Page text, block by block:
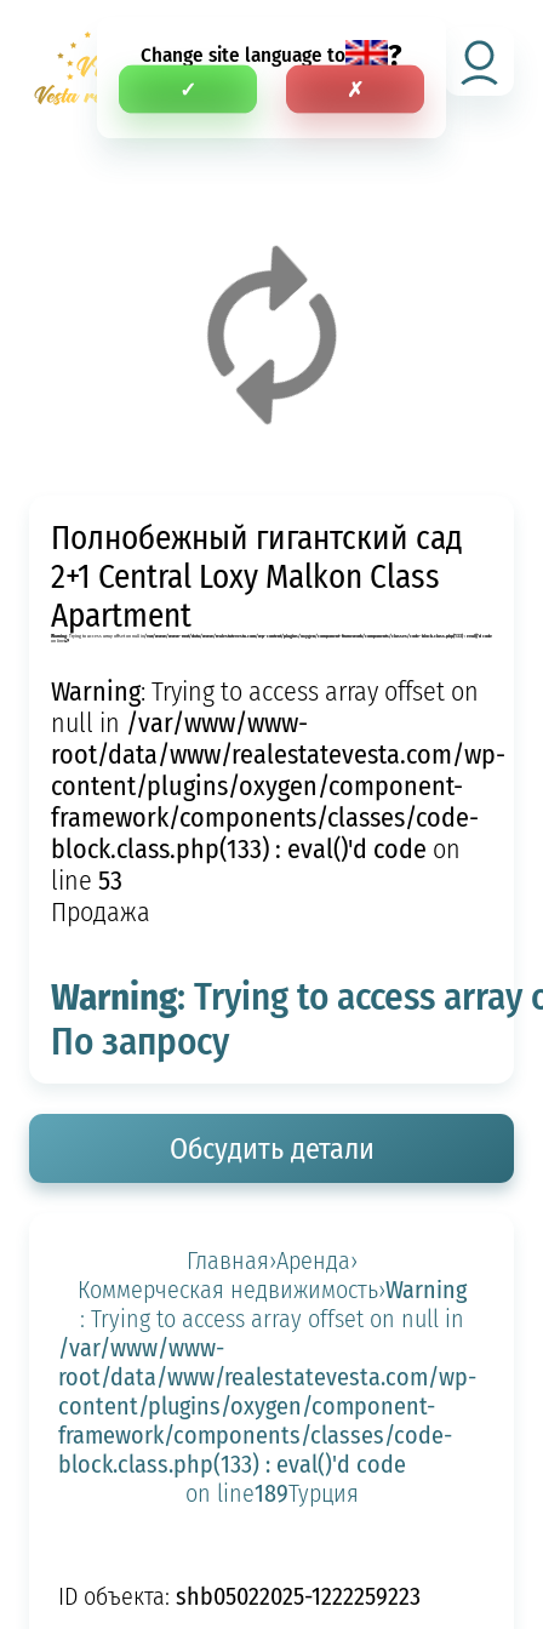
Change site language to ?
✓ ✗
RU
Полнобежный гигантский сад
2+1 Central Loxy Malkon Class
Apartment
Warning: Trying to access array offset on null in/var/www/www-root/data/www/realestatevesta.com/wp-content/plugins/oxygen/component-framework/components/classes/code-block.class.php(133) : eval()'d code
on line49
Warning: Trying to access array offset on
null in /var/www/www-
root/data/www/realestatevesta.com/wp-
content/plugins/oxygen/component-
framework/components/classes/code-
block.class.php(133) : eval()'d code on
line53
Продажа
Warning: Trying to access
По запросу
Обсудить детали
Главная›Аренда›
Коммерческая недвижимость›Warning
: Trying to access array offset on null in
/var/www/www-
root/data/www/realestatevesta.com/wp-
content/plugins/oxygen/component-
framework/components/classes/code-
block.class.php(133) : eval()'d code
on line189Турция
ID объекта: shb05022025-1222259223